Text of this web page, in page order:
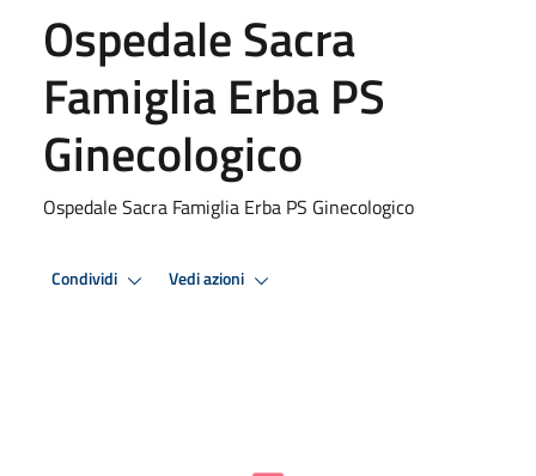
Ospedale Sacra
Famiglia Erba PS
Ginecologico
Ospedale Sacra Famiglia Erba PS Ginecologico
Condividi Vedi azioni